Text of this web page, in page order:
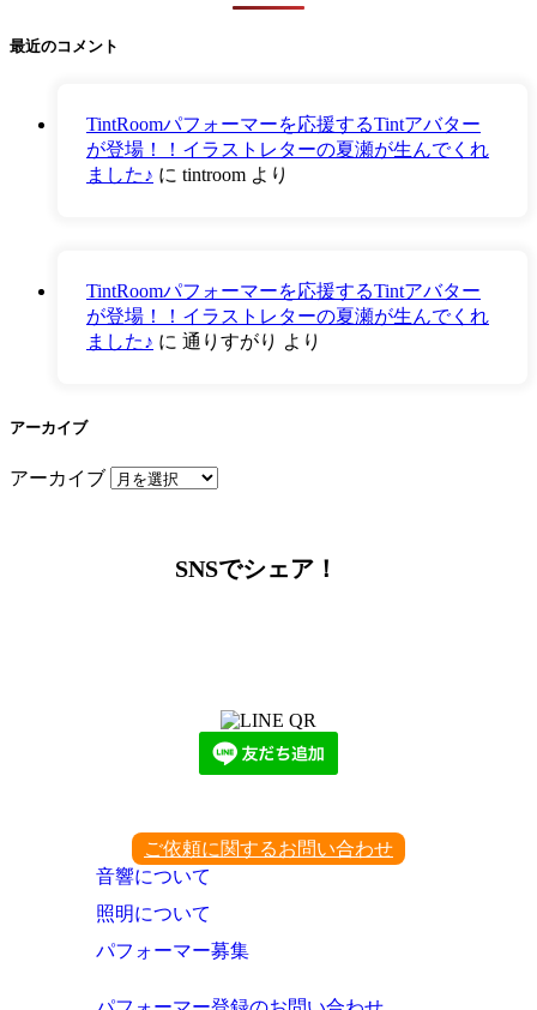
最近のコメント
TintRoomパフォーマーを応援するTintアバター
が登場！！イラストレターの夏瀬が生んでくれ
ました♪ に tintroom より
TintRoomパフォーマーを応援するTintアバター
が登場！！イラストレターの夏瀬が生んでくれ
ました♪ に 通りすがり より
アーカイブ
アーカイブ
SNSでシェア！
ご依頼に関するお問い合わせ
音響について
照明について
パフォーマー募集